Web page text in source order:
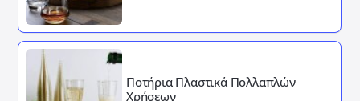
Ποτήρια Πλαστικά Πολλαπλών
Χρήσεων